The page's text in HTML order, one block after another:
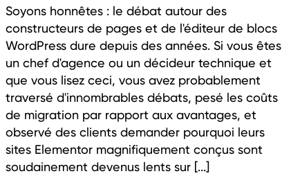
Soyons honnêtes : le débat autour des
constructeurs de pages et de l'éditeur de blocs
WordPress dure depuis des années. Si vous êtes
un chef d'agence ou un décideur technique et
que vous lisez ceci, vous avez probablement
traversé d'innombrables débats, pesé les coûts
de migration par rapport aux avantages, et
observé des clients demander pourquoi leurs
sites Elementor magnifiquement conçus sont
soudainement devenus lents sur [...]